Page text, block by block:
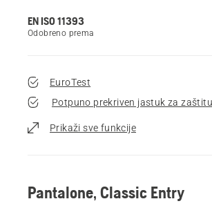
EN ISO 11393
Odobreno prema
EuroTest
Potpuno prekriven jastuk za
Prikaži sve funkcije
Pantalone, Classic Entry